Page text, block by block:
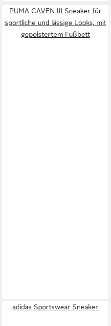
PUMA CAVEN III Sneaker für
sportliche und lässige Looks, mit
gepolstertem Fußbett
adidas Sportswear Sneaker